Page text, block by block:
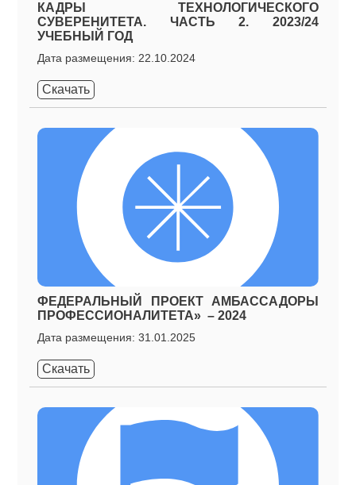
КАДРЫ ТЕХНОЛОГИЧЕСКОГО
СУВЕРЕНИТЕТА. ЧАСТЬ 2. 2023/24
УЧЕБНЫЙ ГОД
Дата размещения: 22.10.2024
Скачать
ФЕДЕРАЛЬНЫЙ ПРОЕКТ АМБАССАДОРЫ
ПРОФЕССИОНАЛИТЕТА» – 2024
Дата размещения: 31.01.2025
Скачать